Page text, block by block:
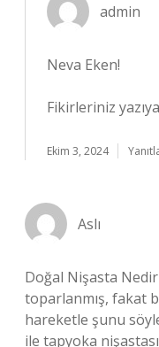
admin
Neva Eken!
Fikirleriniz yazıya
Ekim 3, 2024
Aslı
Doğal Nişasta
toparlanmış, fakat
hareketle şunu
ile tapyoka